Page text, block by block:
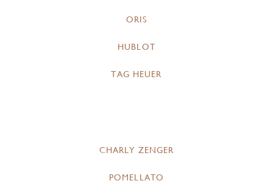
ORIS
HUBLOT
TAG HEUER
CHARLY ZENGER
POMELLATO